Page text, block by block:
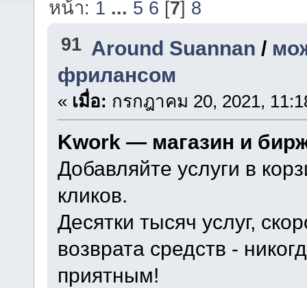
หน้า: 1 ... 5 6 [7] 8
91 Around Suannan /
фрилансом
« เมื่อ: กรกฎาคม 20, 2021,
Kwork — магазин и
Добавляйте услуги в
кликов.
Десятки тысяч услуг,
возврата средств -
приятным!